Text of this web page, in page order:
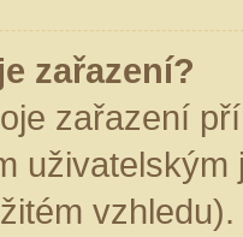
zařazení?
zařazení